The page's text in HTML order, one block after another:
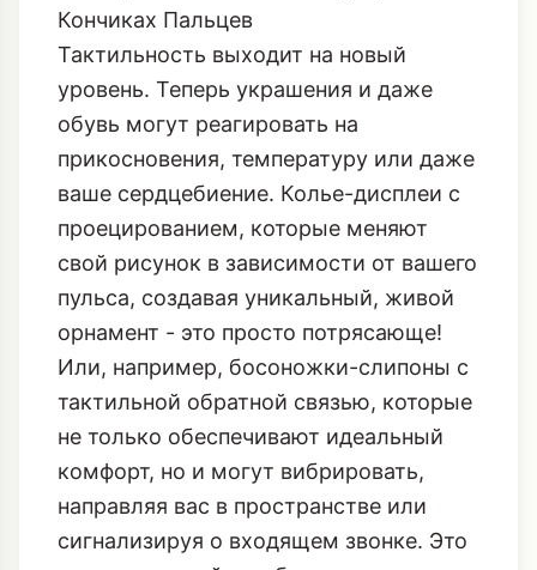
Кончиках Пальцев
Тактильность выходит на новый
уровень. Теперь украшения и даже
обувь могут реагировать на
прикосновения, температуру или даже
ваше сердцебиение. Колье-дисплеи с
проецированием, которые меняют
свой рисунок в зависимости от вашего
пульса, создавая уникальный, живой
орнамент - это просто потрясающе!
Или, например, босоножки-слипоны с
тактильной обратной связью, которые
не только обеспечивают идеальный
комфорт, но и могут вибрировать,
направляя вас в пространстве или
сигнализируя о входящем звонке. Это